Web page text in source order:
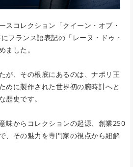
スコレクション「クイーン・オブ・
フランス語表記の「レーヌ・ドゥ・
ました。
が、その根底にあるのは、ナポリ王
めに製作された世界初の腕時計へと
歴史です。
味からコレクションの起源、創業250
、その魅力を専門家の視点から紐解